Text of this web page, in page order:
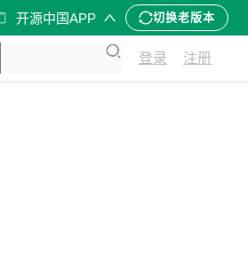
开源中国APP 切换老版本
登录 注册